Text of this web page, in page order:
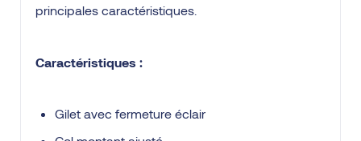
principales caractéristiques.
Caractéristiques :
Gilet avec fermeture éclair